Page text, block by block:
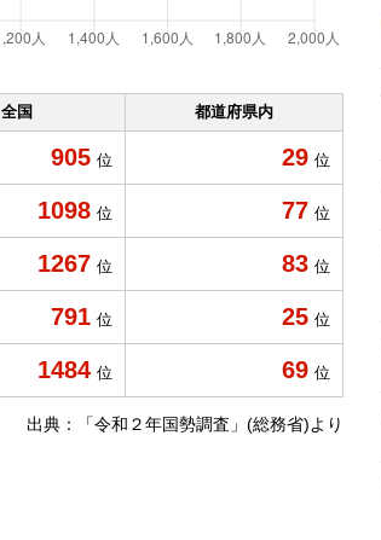
全国 都道府県内
905 位 29 位
1098 位 77 位
1267 位 83 位
791 位 25 位
1484 位 69 位
出典：「令和２年国勢調査」(総務省)より